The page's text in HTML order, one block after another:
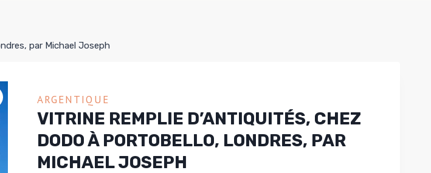
par Michael Joseph
ARGENTIQUE
VITRINE REMPLIE D’ANTIQUITÉS, CHEZ
DODO À PORTOBELLO, LONDRES, PAR
MICHAEL JOSEPH